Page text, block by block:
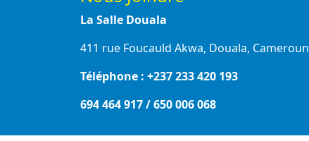
La Salle Douala
411 rue Foucauld Akwa, Douala, Cameroun
Téléphone : +237 233 420 193
694 464 917 / 650 006 068